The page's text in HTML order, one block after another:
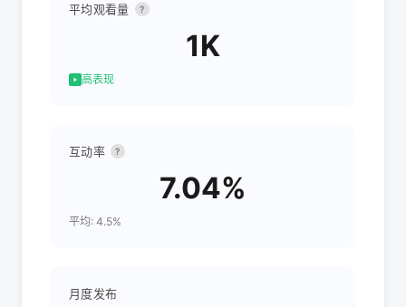
平均观看量 ?
1K
高表现
互动率 ?
7.04%
平均: 4.5%
月度发布